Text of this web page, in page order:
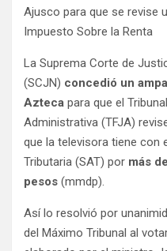
Ajusco para que se revise
Impuesto Sobre la Renta
La Suprema Corte de
(SCJN) concedió un
Azteca para que el
Administrativa (TFJA)
que la televisora tiene con
Tributaria (SAT) por más
pesos (mmdp).
Así lo resolvió por
del Máximo Tribunal al